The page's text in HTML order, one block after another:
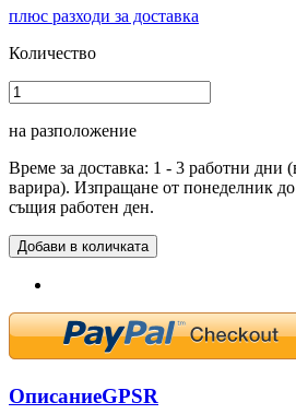
плюс разходи за доставка
Количество
на разположение
Време за доставка: 1 - 3 работни дни
варира). Изпращане от понеделник
същия работен ден.
Добави в количката
ОписаниеGPSR